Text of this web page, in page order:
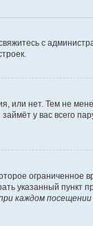
с
или нет. Тем не
у вас всего
ограниченное
указанный пункт
каждом посещении